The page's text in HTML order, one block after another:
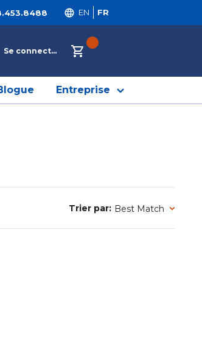
EN FR
Se connecter
Entreprise
Trier par:
Trier par: